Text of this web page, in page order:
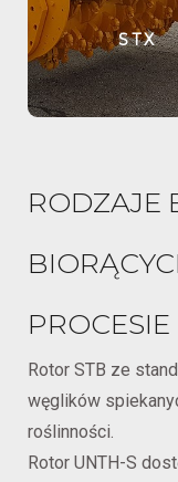
STX
RODZAJE
Rotor STB ze
węglików
roślinności.
Rotor UNTH-S